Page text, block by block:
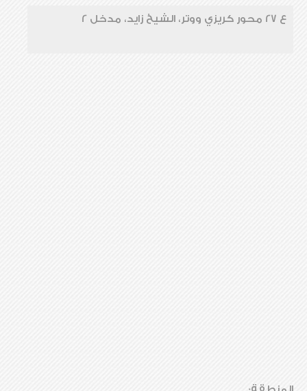
ع 27 محور كريزي ووتر، الشيخ زايد، مدخل 2